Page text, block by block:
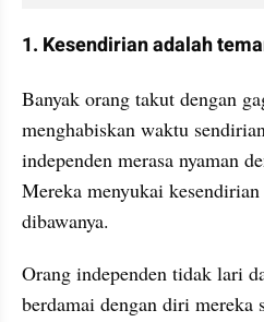
1. Kesendirian adalah
Banyak orang takut dengan
menghabiskan waktu
independen merasa nyaman
Mereka menyukai
dibawanya.
Orang independen tidak lari
berdamai dengan diri mereka